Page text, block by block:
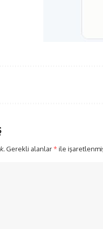
Gerekli alanlar*ile